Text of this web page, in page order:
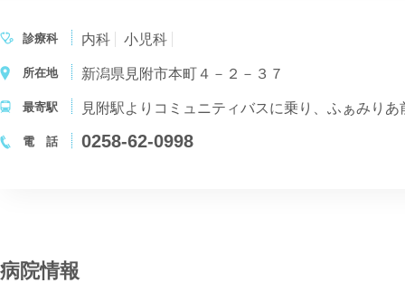
診療科 内科 小児科
所在地 新潟県見附市本町４－２－３７
最寄駅 見附駅よりコミュニティバスに乗り、ふぁみり
電 話 0258-62-0998
病院情報